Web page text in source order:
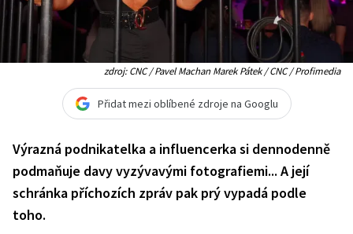
zdroj: CNC / Pavel Machan Marek Pátek / CNC / Profimedia
Přidat mezi oblíbené zdroje na Googlu
Výrazná podnikatelka a influencerka si dennodenně
podmaňuje davy vyzývavými fotografiemi... A její
schránka příchozích zpráv pak prý vypadá podle
toho.